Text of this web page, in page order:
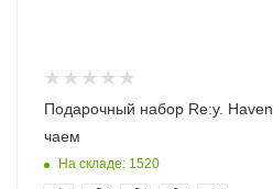
Подарочный набор Re:y. Haven с пледом, кружкой и
чаем
На складе: 1520